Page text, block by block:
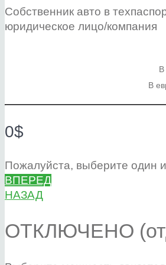
Собственник авто в
юридическое лицо/компания
В
В
0$
Пожалуйста, выберите один
ВПЕРЕД
НАЗАД
ОТКЛЮЧЕНО